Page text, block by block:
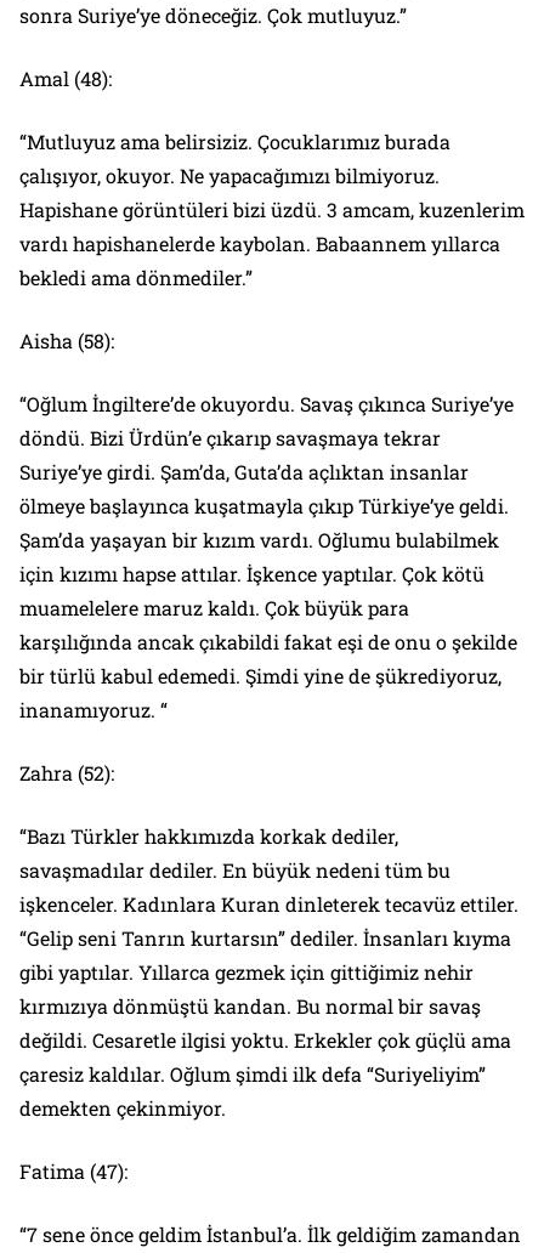
sonra Suriye’ye döneceğiz. Çok mutluyuz.”
Amal (48):
“Mutluyuz ama belirsiziz. Çocuklarımız burada
çalışıyor, okuyor. Ne yapacağımızı bilmiyoruz.
Hapishane görüntüleri bizi üzdü. 3 amcam, kuzenlerim
vardı hapishanelerde kaybolan. Babaannem yıllarca
bekledi ama dönmediler.”
Aisha (58):
“Oğlum İngiltere’de okuyordu. Savaş çıkınca Suriye’ye
döndü. Bizi Ürdün’e çıkarıp savaşmaya tekrar
Suriye’ye girdi. Şam’da, Guta’da açlıktan insanlar
ölmeye başlayınca kuşatmayla çıkıp Türkiye’ye geldi.
Şam’da yaşayan bir kızım vardı. Oğlumu bulabilmek
için kızımı hapse attılar. İşkence yaptılar. Çok kötü
muamelelere maruz kaldı. Çok büyük para
karşılığında ancak çıkabildi fakat eşi de onu o şekilde
bir türlü kabul edemedi. Şimdi yine de şükrediyoruz,
inanamıyoruz. “
Zahra (52):
“Bazı Türkler hakkımızda korkak dediler,
savaşmadılar dediler. En büyük nedeni tüm bu
işkenceler. Kadınlara Kuran dinleterek tecavüz ettiler.
“Gelip seni Tanrın kurtarsın” dediler. İnsanları kıyma
gibi yaptılar. Yıllarca gezmek için gittiğimiz nehir
kırmızıya dönmüştü kandan. Bu normal bir savaş
değildi. Cesaretle ilgisi yoktu. Erkekler çok güçlü ama
çaresiz kaldılar. Oğlum şimdi ilk defa “Suriyeliyim”
demekten çekinmiyor.
Fatima (47):
“7 sene önce geldim İstanbul’a. İlk geldiğim zamandan